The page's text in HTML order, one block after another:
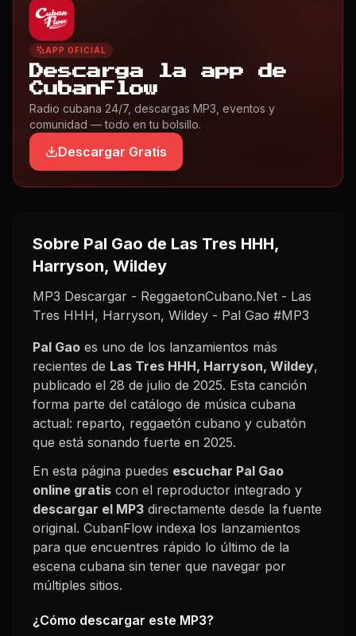
APP OFICIAL
Descarga la app de
CubanFlow
Radio cubana 24/7, descargas MP3, eventos y
comunidad — todo en tu bolsillo.
Descargar Gratis
Sobre Pal Gao de Las Tres HHH,
Harryson, Wildey
MP3 Descargar - ReggaetonCubano.Net - Las
Tres HHH, Harryson, Wildey - Pal Gao #MP3
Pal Gao es uno de los lanzamientos más
recientes de Las Tres HHH, Harryson, Wildey,
publicado el 28 de julio de 2025. Esta canción
forma parte del catálogo de música cubana
actual: reparto, reggaetón cubano y cubatón
que está sonando fuerte en 2025.
En esta página puedes escuchar Pal Gao
online gratis con el reproductor integrado y
descargar el MP3 directamente desde la fuente
original. CubanFlow indexa los lanzamientos
para que encuentres rápido lo último de la
escena cubana sin tener que navegar por
múltiples sitios.
¿Cómo descargar este MP3?